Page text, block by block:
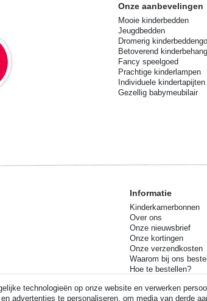
Onze aanbevelingen
Mooie kinderbedden
Jeugdbedden
Dromerig
Betoverend kinderbehang
Fancy speelgoed
Prachtige kinderlampen
Individuele kindertapijten
Gezellig babymeubilair
Informatie
Kinderkamerbonnen
Over ons
Onze nieuwsbrief
Onze kortingen
Onze verzendkosten
Waarom bij ons
Hoe te bestellen?
technologieën op onze website en verwerken
advertenties te personaliseren, om media van derde